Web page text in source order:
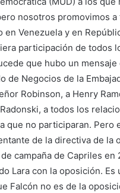
nosotros promovimos a
en Venezuela y en
participación de todos
que hubo un mensaje
de Negocios de la
Robinson, a Henry
a todos los
que no participaran. Pero
de la directiva de la
campaña de Capriles en
Lara con la oposición. Es
Falcón no es de la